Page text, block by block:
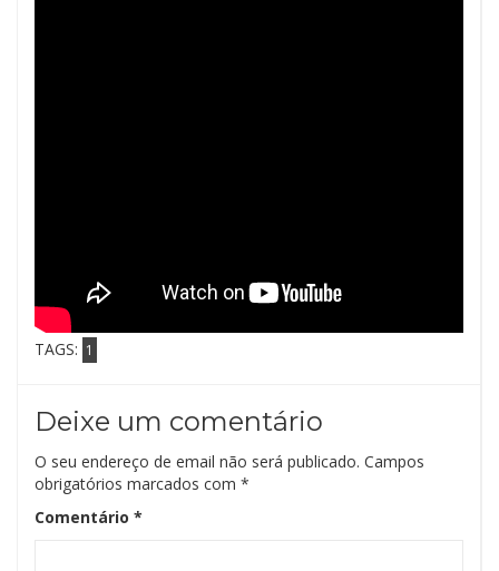
TAGS: 1
Deixe um comentário
O seu endereço de email não será publicado. Campos
obrigatórios marcados com *
Comentário *